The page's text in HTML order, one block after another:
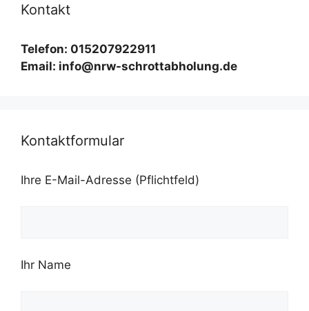
Kontakt
Telefon: 015207922911
Email: info@nrw-schrottabholung.de
Kontaktformular
Ihre E-Mail-Adresse (Pflichtfeld)
Ihr Name